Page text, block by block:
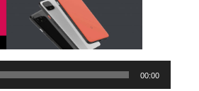
00:00